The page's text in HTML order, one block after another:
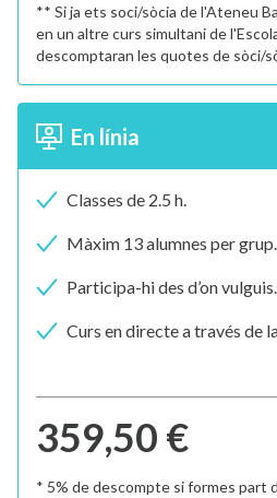
** Si ja ets soci/sòcia de l'Ateneu
en un altre curs simultani de
descomptaran les quotes de sòci/
En línia
Classes de 2.5 h.
Màxim 13 alumnes per grup.
Participa-hi des d’on vulguis.
Curs en directe a través de
359,50 €
* 5% de descompte si formes part